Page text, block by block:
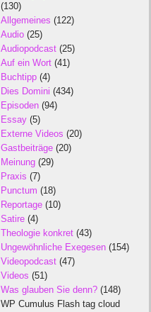
(130)
Allgemeines (122)
Audio (25)
Audiopodcast (25)
Auf ein Wort (41)
Buchtipp (4)
Dies Domini (434)
Episoden (94)
Essay (5)
Externe Videos (20)
Gastbeiträge (20)
Meinung (29)
Praxis (7)
Punctum (18)
Reportage (10)
Satire (4)
Theologie konkret (43)
Ungewöhnliche Exegesen (154)
Videopodcast (47)
Videos (51)
Was glauben Sie denn? (148)
WP Cumulus Flash tag cloud